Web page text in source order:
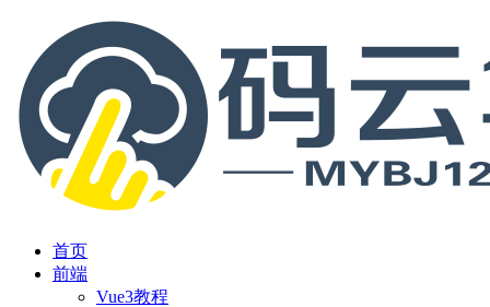
首页
前端
Vue3教程